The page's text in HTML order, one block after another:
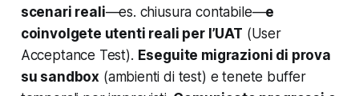
scenari reali—es. chiusura contabile—e
coinvolgete utenti reali per l’UAT (User
Acceptance Test). Eseguite migrazioni di prova
su sandbox (ambienti di test) e tenete buffer